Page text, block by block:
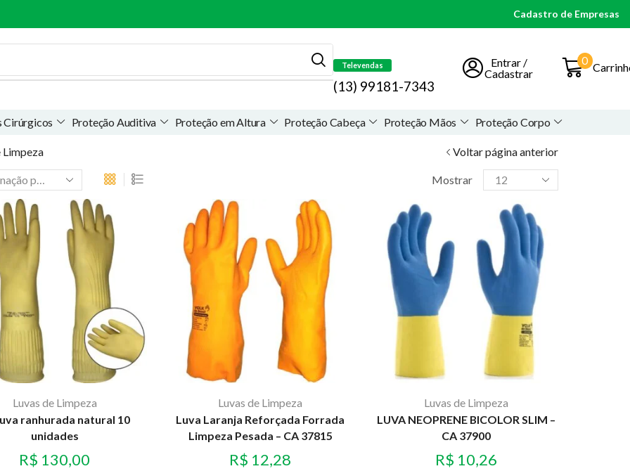
Cadastro de Empresas
Televendas
(13) 99181-7343
Entrar /
Cadastrar
0
Proteção Auditiva Proteção em Altura Proteção Cabeça Proteção Mãos Proteção Corpo
Limpeza Voltar página anterior
Mostrar
Luvas de Limpeza
ranhurada natural 10
unidades
R$ 130,00
Luvas de Limpeza
Luva Laranja Reforçada Forrada
Limpeza Pesada – CA 37815
R$ 12,28
Luvas de Limpeza
LUVA NEOPRENE BICOLOR SLIM –
CA 37900
R$ 10,26